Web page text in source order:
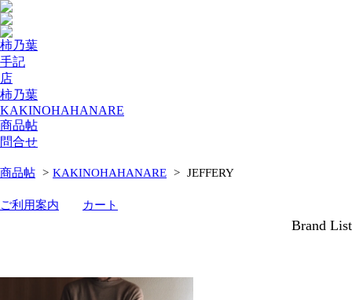
柿乃葉
手記
店
柿乃葉
KAKINOHAHANARE
商品帖
問合せ
商品帖 > KAKINOHAHANARE > JEFFERY
ご利用案内 カート
Brand List